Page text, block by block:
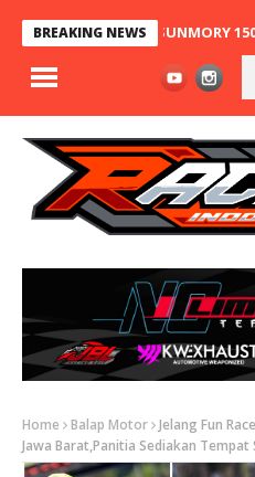
BREAKING NEWS
NINJA 2T SUNMORY 150 CC
Home Balap Motor Jelang Fun
Jawa Barat,Panitia Sediakan